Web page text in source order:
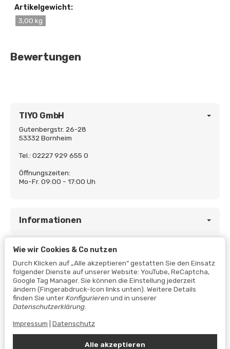
Artikelgewicht:
3,00 kg
Bewertungen
TIYO GmbH
Gutenbergstr. 26-28
53332 Bornheim
Tel.: 02227 929 655 0
Öffnungszeiten:
Mo-Fr. 09:00 - 17:00 Uh
Informationen
Gesetzliche Informationen
Alle akzeptieren
Wie wir Cookies & Co nutzen
Durch Klicken auf „Alle akzeptieren“ gestatten Sie den Einsatz
folgender Dienste auf unserer Website: YouTube, ReCaptcha,
Google Tag Manager. Sie können die Einstellung jederzeit
ändern (Fingerabdruck-Icon links unten). Weitere Details
finden Sie unterKonfigurierenund in unserer
Datenschutzerklärung.
Impressum Datenschutz